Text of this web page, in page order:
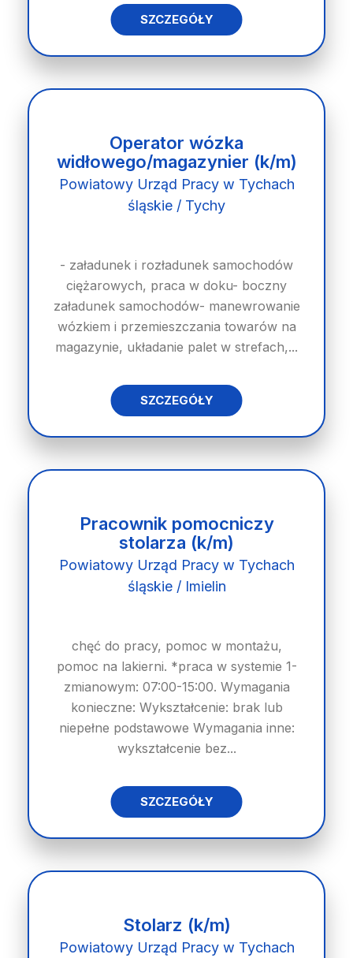
SZCZEGÓŁY
Operator wózka
widłowego/magazynier (k/m)
Powiatowy Urząd Pracy w Tychach
śląskie / Tychy
- załadunek i rozładunek samochodów
ciężarowych, praca w doku- boczny
załadunek samochodów- manewrowanie
wózkiem i przemieszczania towarów na
magazynie, układanie palet w strefach,...
SZCZEGÓŁY
Pracownik pomocniczy
stolarza (k/m)
Powiatowy Urząd Pracy w Tychach
śląskie / Imielin
chęć do pracy, pomoc w montażu,
pomoc na lakierni. *praca w systemie 1-
zmianowym: 07:00-15:00. Wymagania
konieczne: Wykształcenie: brak lub
niepełne podstawowe Wymagania inne:
wykształcenie bez...
SZCZEGÓŁY
Stolarz (k/m)
Powiatowy Urząd Pracy w Tychach